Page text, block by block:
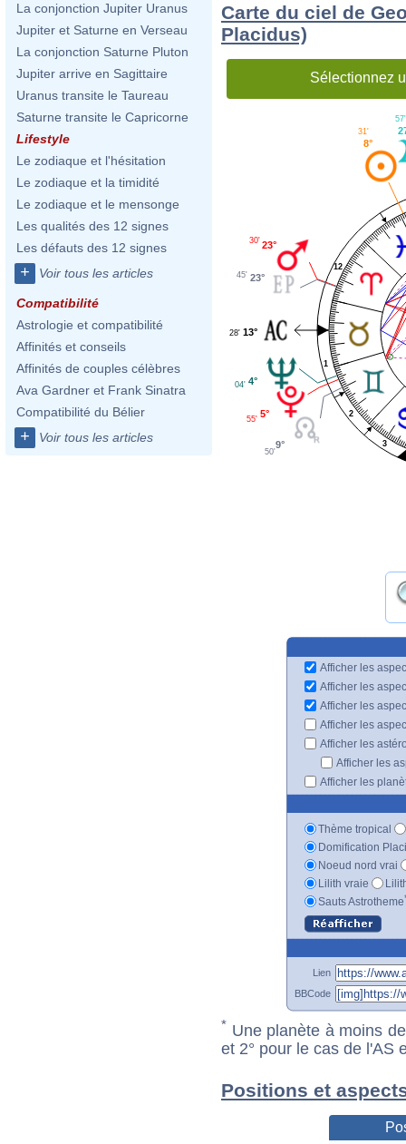
La conjonction Jupiter Uranus
Jupiter et Saturne en Verseau
La conjonction Saturne Pluton
Jupiter arrive en Sagittaire
Uranus transite le Taureau
Saturne transite le Capricorne
Lifestyle
Le zodiaque et l'hésitation
Le zodiaque et la timidité
Le zodiaque et le mensonge
Les qualités des 12 signes
Les défauts des 12 signes
+ Voir tous les articles
Compatibilité
Astrologie et compatibilité
Affinités et conseils
Affinités de couples célèbres
Ava Gardner et Frank Sinatra
Compatibilité du Bélier
+ Voir tous les articles
Carte du ciel de
Placidus)
Sélectionnez
1
2
3
12
57'
8°
31'
23°
30'
23°
45'
13°
28'
4°
04'
5°
55'
9°
50'
Afficher les
Afficher les
Afficher les
Afficher les
Afficher les
Afficher les
Afficher les
Thème tropical
Domification
Noeud nord vrai
Lilith vraie
Sauts Astrotheme
Lien
BBCode
* Une planète à moins
et 2° pour le cas de l'AS
Positions et